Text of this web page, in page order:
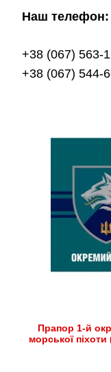
Наш телефон:
+38 (067) 563-
+38 (067) 544-
Прапор 1-й
морської